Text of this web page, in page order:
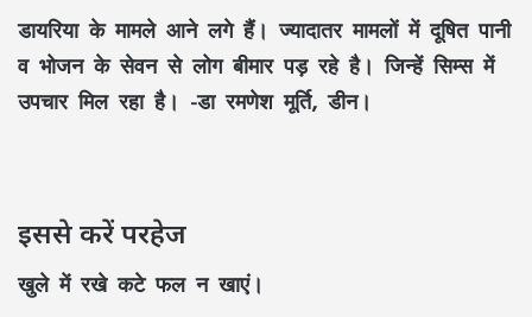
डायरिया के मामले आने लगे हैं। ज्यादातर मामलों में दूषित पानी
व भोजन के सेवन से लोग बीमार पड़ रहे है। जिन्हें सिम्स में
उपचार मिल रहा है। -डा रमणेश मूर्ति, डीन।
इससे करें परहेज
खुले में रखे कटे फल न खाएं।